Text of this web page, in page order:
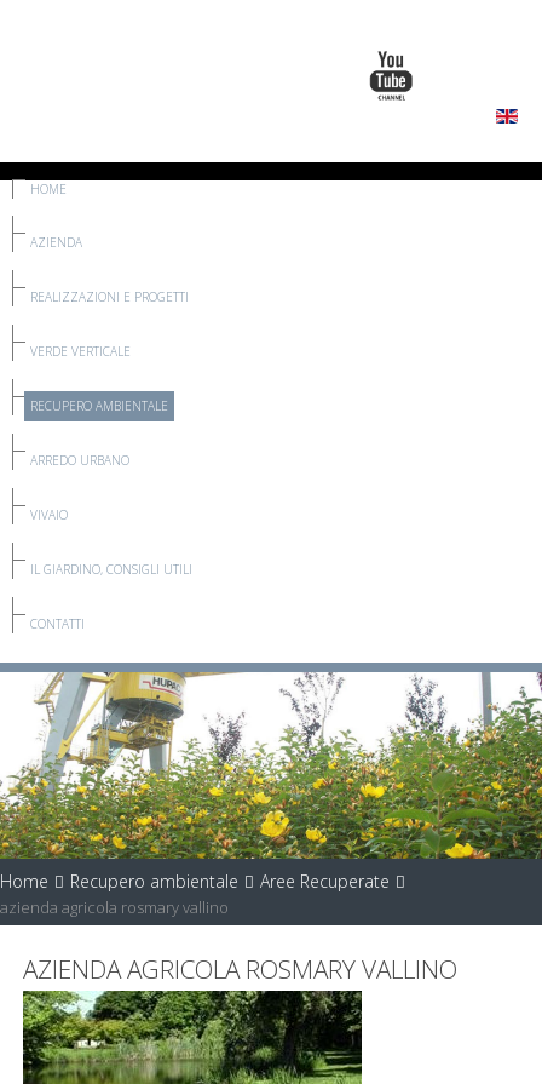
HOME
AZIENDA
REALIZZAZIONI E PROGETTI
VERDE VERTICALE
RECUPERO AMBIENTALE
ARREDO URBANO
VIVAIO
IL GIARDINO, CONSIGLI UTILI
CONTATTI
Home Recupero ambientale Aree Recuperate
azienda agricola rosmary vallino
AZIENDA AGRICOLA ROSMARY VALLINO